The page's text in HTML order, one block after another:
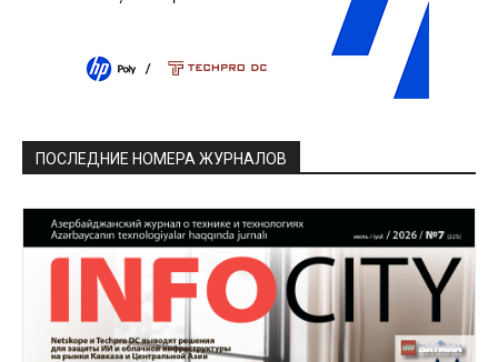
ПОСЛЕДНИЕ НОМЕРА ЖУРНАЛОВ